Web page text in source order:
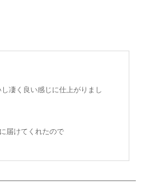
凄く良い感じに仕上がりまし
届けてくれたので